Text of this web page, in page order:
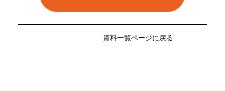
資料一覧ページに戻る